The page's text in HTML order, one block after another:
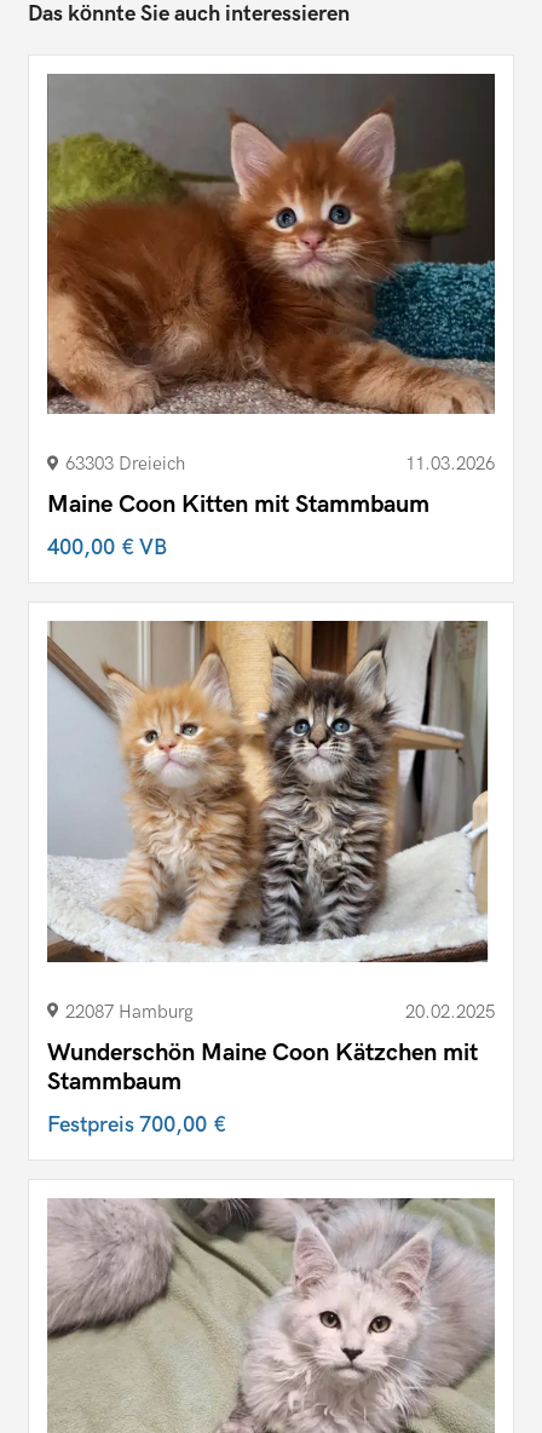
Das könnte Sie auch interessieren
63303 Dreieich 11.03.2026
Maine Coon Kitten mit Stammbaum
400,00 €VB
22087 Hamburg 20.02.2025
Wunderschön Maine Coon Kätzchen mit
Stammbaum
Festpreis700,00 €